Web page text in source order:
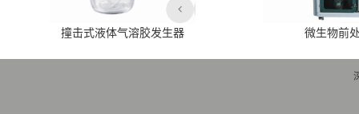
撞击式液体气溶胶发生器 微生物前